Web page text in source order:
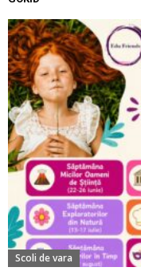
Scoli de vara